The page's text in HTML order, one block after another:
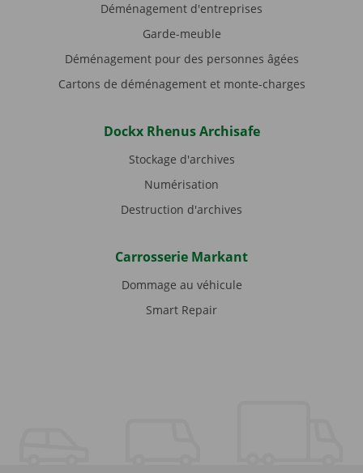
Déménagement d'entreprises
Garde-meuble
Déménagement pour des personnes âgées
Cartons de déménagement et monte-charges
Dockx Rhenus Archisafe
Stockage d'archives
Numérisation
Destruction d'archives
Carrosserie Markant
Dommage au véhicule
Smart Repair